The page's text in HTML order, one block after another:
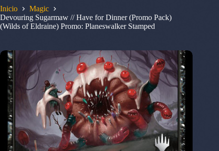
Inicio
Magic
Devouring Sugarmaw // Have for Dinner (Promo Pack)
(Wilds of Eldraine) Promo: Planeswalker Stamped